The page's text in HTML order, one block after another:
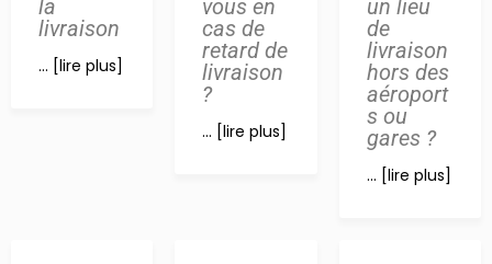
la
livraison
... [lire plus]
vous en
cas de
retard de
livraison
?
... [lire plus]
un lieu
de
livraison
hors des
aéroport
s ou
gares ?
... [lire plus]